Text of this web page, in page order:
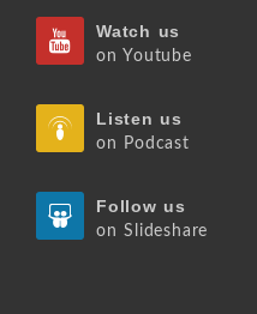
Watch us
on Youtube
Listen us
on Podcast
Follow us
on Slideshare